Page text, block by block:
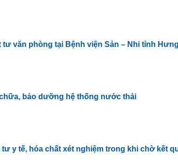
văn phòng tại Bệnh viện Sản – Nhi tỉnh
bảo dưỡng hệ thống nước thải
y tế, hóa chất xét nghiệm trong khi chờ kết